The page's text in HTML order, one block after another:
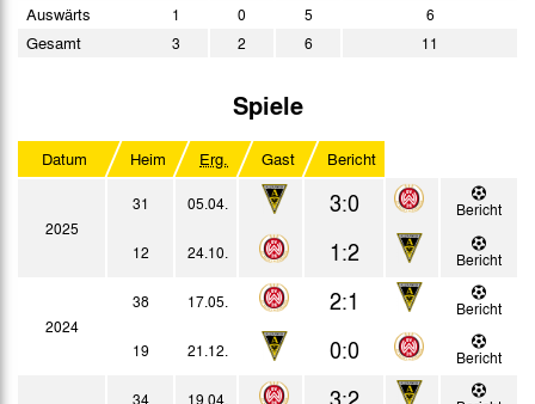
Auswärts 1 0 5 6
Gesamt 3 2 6 11
Spiele
Datum Heim Erg. Gast Bericht
2025
31 05.04. 3:0
Bericht
12
24.10. 1:2 Bericht
2024
38 17.05. 2:1
Bericht
19
21.12. 0:0 Bericht
34 19.04. 3:2